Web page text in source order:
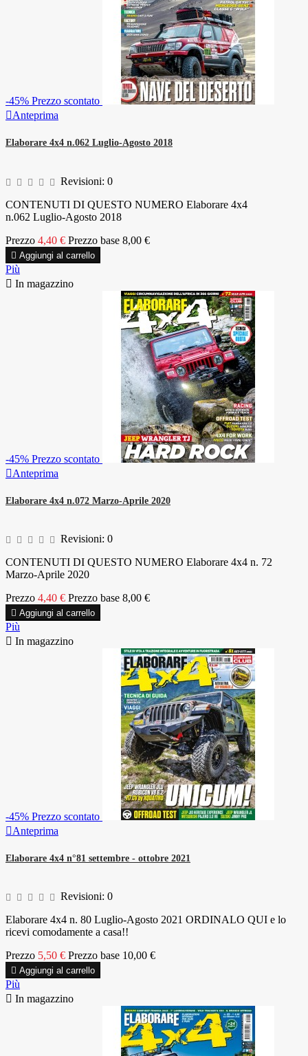
-45% Prezzo scontato
Anteprima
Elaborare 4x4 n.062 Luglio-Agosto 2018
Revisioni: 0
CONTENUTI DI QUESTO NUMERO Elaborare 4x4
n.062 Luglio-Agosto 2018
Prezzo 4,40 € Prezzo base 8,00 €
 Aggiungi al carrello
Più
 In magazzino
-45% Prezzo scontato
Anteprima
Elaborare 4x4 n.072 Marzo-Aprile 2020
Revisioni: 0
CONTENUTI DI QUESTO NUMERO Elaborare 4x4 n. 72
Marzo-Aprile 2020
Prezzo 4,40 € Prezzo base 8,00 €
 Aggiungi al carrello
Più
 In magazzino
-45% Prezzo scontato
Anteprima
Elaborare 4x4 n°81 settembre - ottobre 2021
Revisioni: 0
Elaborare 4x4 n. 80 Luglio-Agosto 2021 ORDINALO QUI e lo
ricevi comodamente a casa!!
Prezzo 5,50 € Prezzo base 10,00 €
 Aggiungi al carrello
Più
 In magazzino